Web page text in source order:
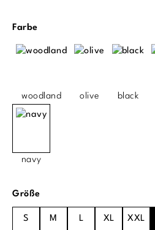
Farbeauswählen
woodland olive black
navy
Größeauswählen
S M L XL XXL